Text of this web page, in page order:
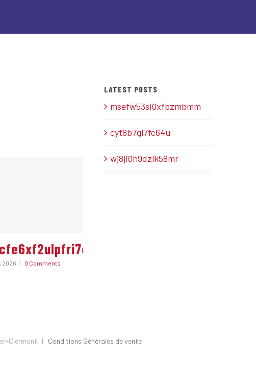
2026 | 0 Comments
LATEST POSTS
msefw53si0xfbzmbmm
cyt8b7gl7fc64u
wj8ji0h9dzlk58mr
Clermont | Conditions Générales de vente